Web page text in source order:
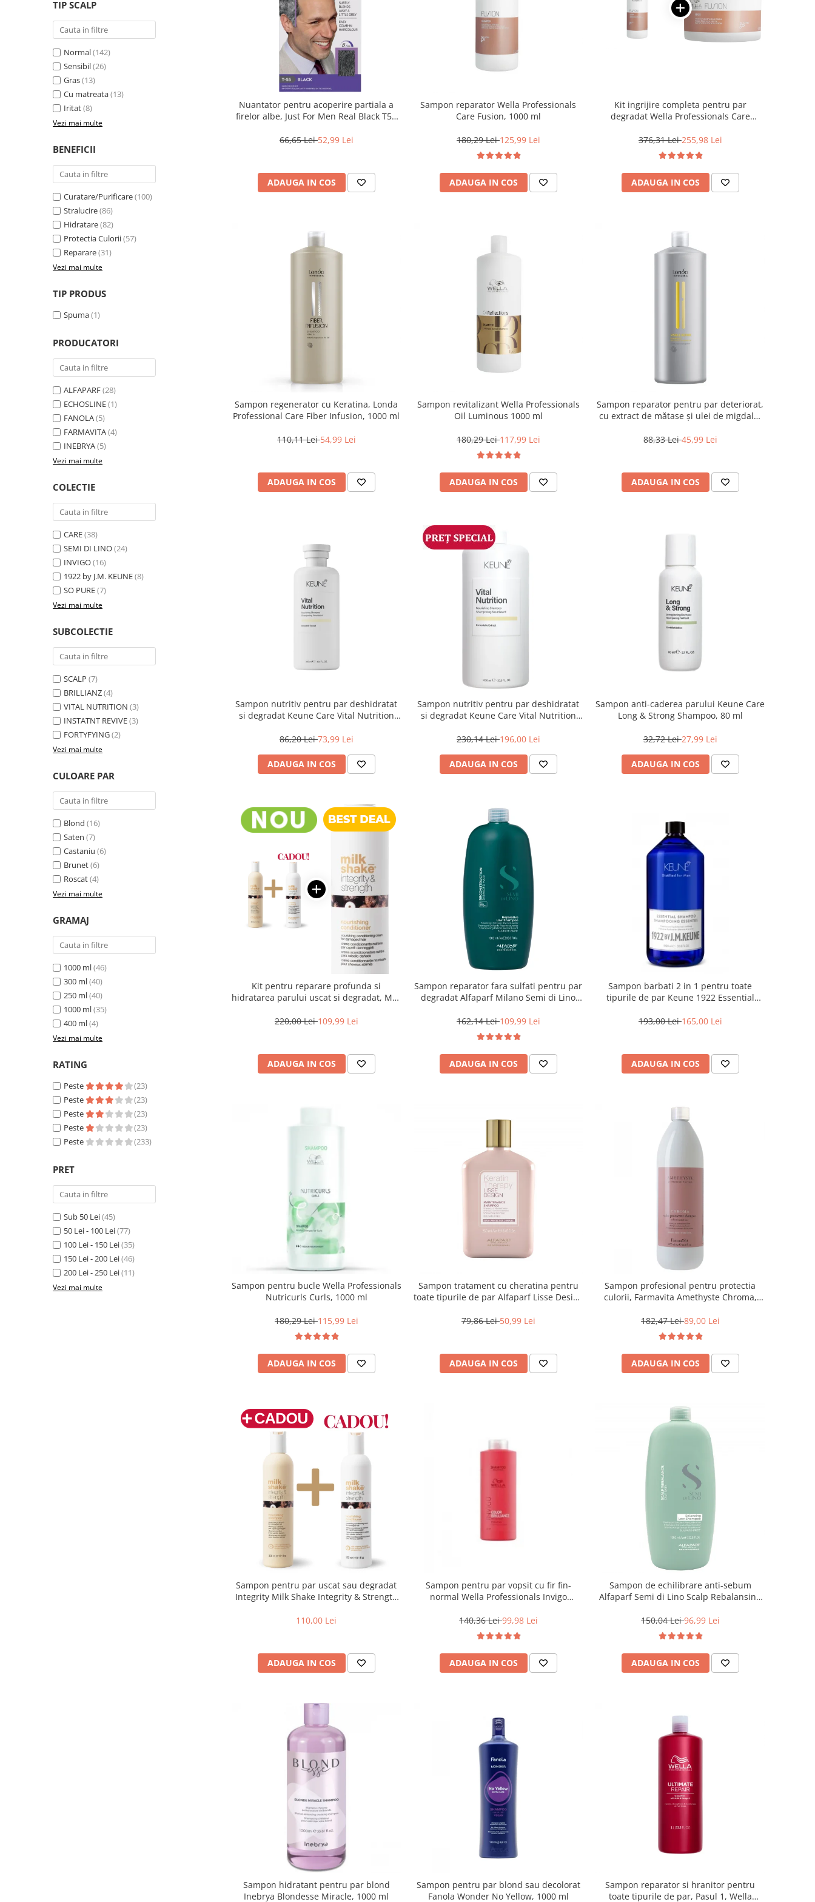
TIP SCALP
Normal(142)
Sensibil(26)
Gras(13)
Cu matreata(13)
Iritat(8)
Vezi mai multe
BENEFICII
Curatare/Purificare(100)
Stralucire(86)
Hidratare(82)
Protectia Culorii(57)
Reparare(31)
Vezi mai multe
TIP PRODUS
Spuma(1)
PRODUCATORI
ALFAPARF(28)
ECHOSLINE(1)
FANOLA(5)
FARMAVITA(4)
INEBRYA(5)
Vezi mai multe
COLECTIE
CARE(38)
SEMI DI LINO(24)
INVIGO(16)
1922 by J.M. KEUNE(8)
SO PURE(7)
Vezi mai multe
SUBCOLECTIE
SCALP (7)
BRILLIANZ(4)
VITAL NUTRITION (3)
INSTATNT REVIVE(3)
FORTYFYING(2)
Vezi mai multe
CULOARE PAR
Blond (16)
Saten (7)
Castaniu (6)
Brunet(6)
Roscat(4)
Vezi mai multe
GRAMAJ
1000 ml(46)
300 ml(40)
250 ml(40)
1000 ml(35)
400 ml(4)
Vezi mai multe
RATING
Peste
(23)
Peste
(23)
Peste
(23)
Peste
(23)
Peste
(233)
PRET
Sub 50 Lei(45)
50 Lei - 100 Lei(77)
100 Lei - 150 Lei(35)
150 Lei - 200 Lei(46)
200 Lei - 250 Lei(11)
Vezi mai multe
Nuantator pentru acoperire partiala a
firelor albe, Just For Men Real Black T55
66,65 Lei52,99 Lei
ADAUGA IN COS
Sampon reparator Wella Professionals
Care Fusion, 1000 ml
180,29 Lei125,99 Lei
ADAUGA IN COS
Kit ingrijire completa pentru par
degradat Wella Professionals Care
376,31 Lei255,98 Lei
ADAUGA IN COS
Sampon regenerator cu Keratina, Londa
Professional Care Fiber Infusion, 1000 ml
110,11 Lei54,99 Lei
ADAUGA IN COS
Sampon revitalizant Wella Professionals
Oil Luminous 1000 ml
180,29 Lei117,99 Lei
ADAUGA IN COS
Sampon reparator pentru par deteriorat,
cu extract de mătase și ulei de migdale,
1000 ml
88,33 Lei45,99 Lei
ADAUGA IN COS
Sampon nutritiv pentru par deshidratat
si degradat Keune Care Vital Nutrition
86,20 Lei73,99 Lei
ADAUGA IN COS
Sampon nutritiv pentru par deshidratat
si degradat Keune Care Vital Nutrition
230,14 Lei196,00 Lei
ADAUGA IN COS
Sampon anti-caderea parului Keune Care
Long & Strong Shampoo, 80 ml
32,72 Lei27,99 Lei
ADAUGA IN COS
Kit pentru reparare profunda si
hidratarea parului uscat si degradat, Milk
220,00 Lei109,99 Lei
ADAUGA IN COS
Sampon reparator fara sulfati pentru par
degradat Alfaparf Milano Semi di Lino
162,14 Lei109,99 Lei
ADAUGA IN COS
Sampon barbati 2 in 1 pentru toate
tipurile de par Keune 1922 Essential
193,00 Lei165,00 Lei
ADAUGA IN COS
Sampon pentru bucle Wella Professionals
Nutricurls Curls, 1000 ml
180,29 Lei115,99 Lei
ADAUGA IN COS
Sampon tratament cu cheratina pentru
toate tipurile de par Alfaparf Lisse Design
79,86 Lei50,99 Lei
ADAUGA IN COS
Sampon profesional pentru protectia
culorii, Farmavita Amethyste Chroma,
182,47 Lei89,00 Lei
ADAUGA IN COS
Sampon pentru par uscat sau degradat
Integrity Milk Shake Integrity & Strength
110,00 Lei
ADAUGA IN COS
Sampon pentru par vopsit cu fir fin-
normal Wella Professionals Invigo
140,36 Lei99,98 Lei
ADAUGA IN COS
Sampon de echilibrare anti-sebum
Alfaparf Semi di Lino Scalp Rebalansing
150,04 Lei96,99 Lei
ADAUGA IN COS
Sampon hidratant pentru par blond
Inebrya Blondesse Miracle, 1000 ml
Sampon pentru par blond sau decolorat
Fanola Wonder No Yellow, 1000 ml
Sampon reparator si hranitor pentru
toate tipurile de par, Pasul 1, Wella